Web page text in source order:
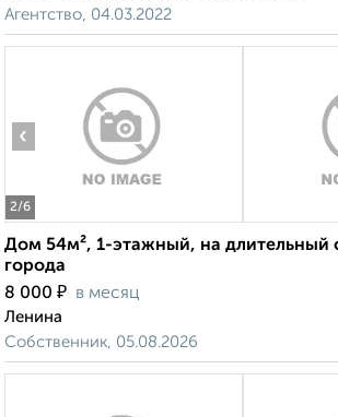
Агентство, 04.03.2022
2/6
‹
Дом 54м², 1-этажный, на длительный
города
8 000 ₽ в месяц
Ленина
Собственник, 05.08.2026